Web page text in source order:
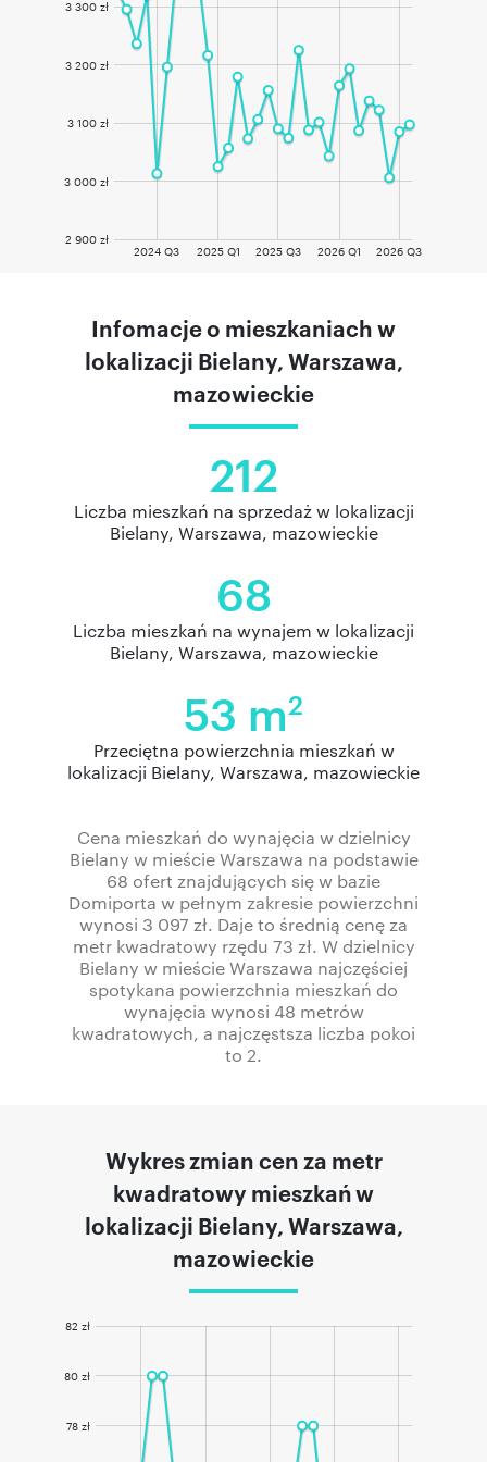
2024 Q3 2025 Q1 2025 Q3 2026 Q1 2026 Q3
2 900 zł
3 000 zł
3 100 zł
3 200 zł
3 300 zł
Infomacje o mieszkaniach w
lokalizacji Bielany, Warszawa,
mazowieckie
212
Liczba mieszkań na sprzedaż w lokalizacji
Bielany, Warszawa, mazowieckie
68
Liczba mieszkań na wynajem w lokalizacji
Bielany, Warszawa, mazowieckie
53 m2
Przeciętna powierzchnia mieszkań w
lokalizacji Bielany, Warszawa, mazowieckie
Cena mieszkań do wynajęcia w dzielnicy
Bielany w mieście Warszawa na podstawie
68 ofert znajdujących się w bazie
Domiporta w pełnym zakresie powierzchni
wynosi 3 097 zł. Daje to średnią cenę za
metr kwadratowy rzędu 73 zł. W dzielnicy
Bielany w mieście Warszawa najczęściej
spotykana powierzchnia mieszkań do
wynajęcia wynosi 48 metrów
kwadratowych, a najczęstsza liczba pokoi
to 2.
Wykres zmian cen za metr
kwadratowy mieszkań w
lokalizacji Bielany, Warszawa,
mazowieckie
78 zł
80 zł
82 zł